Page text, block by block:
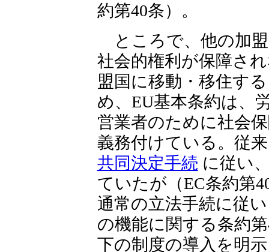
約第40条）。
ところで、他の加
社会的権利が保障さ
盟国に移動・移住す
め、EU基本条約は、
営業者のために社会
義務付けている。従
共同決定手続 に従い
ていたが（EC条約第
通常の立法手続に従
の機能に関する条約
下の制度の導入を明